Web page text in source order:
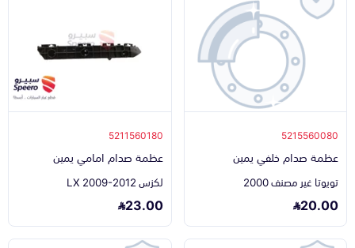
5215560080
عظمة صدام خلفي يمين
تويوتا غير مصنف 2000
20.00
5211560180
عظمة صدام امامي يمين
لكزس LX 2009-2012
23.00